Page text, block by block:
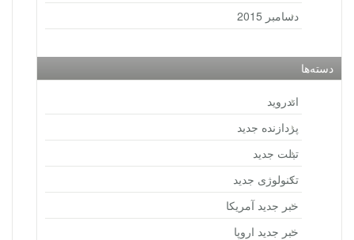
دسامبر 2015
دسته‌ها
اندروید
پردازنده جدید
تبلت جدید
تکنولوژی جدید
خبر جدید آمریکا
خبر جدید اروپا